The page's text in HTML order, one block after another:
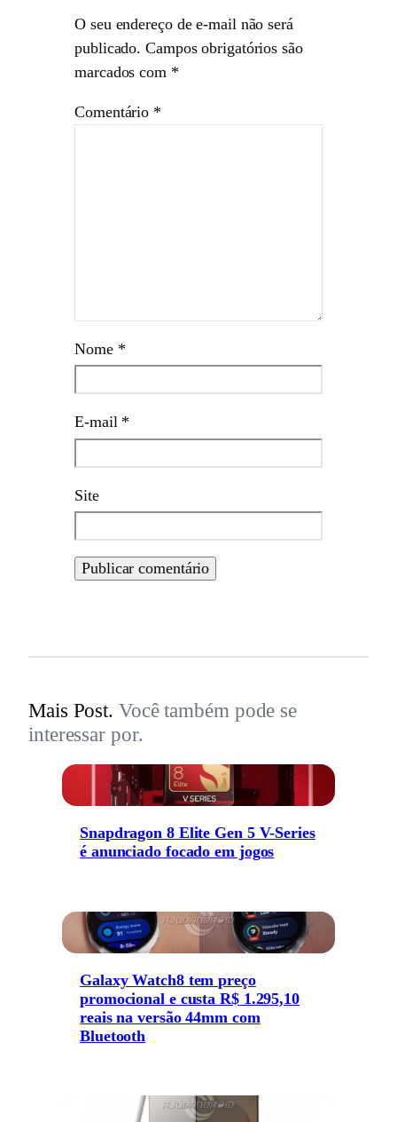
O seu endereço de e-mail não será
publicado. Campos obrigatórios são
marcados com *
Comentário *
Nome *
E-mail *
Site
Mais Post. Você também pode se
interessar por.
Snapdragon 8 Elite Gen 5 V-Series
é anunciado focado em jogos
Galaxy Watch8 tem preço
promocional e custa R$ 1.295,10
reais na versão 44mm com
Bluetooth